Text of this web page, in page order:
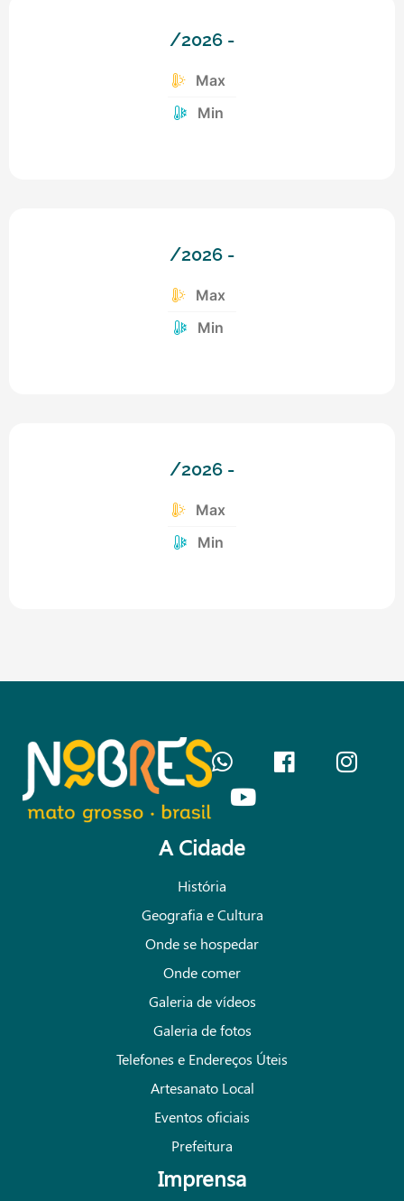
/2026 -
Max
Min
/2026 -
Max
Min
/2026 -
Max
Min
Seção
do
Rodapé
A Cidade
História
Geografia e Cultura
Onde se hospedar
Onde comer
Galeria de vídeos
Galeria de fotos
Telefones e Endereços Úteis
Artesanato Local
Eventos oficiais
Prefeitura
Imprensa